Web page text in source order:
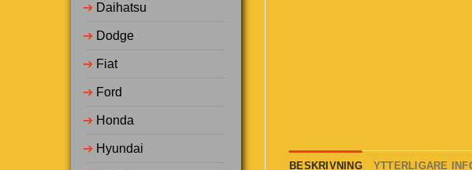
➔ Daihatsu
➔ Dodge
➔ Fiat
➔ Ford
➔ Honda
➔ Hyundai
BESKRIVNING YTTERLIGARE